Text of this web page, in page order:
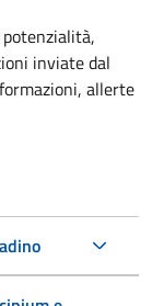
inviate dal
allerte